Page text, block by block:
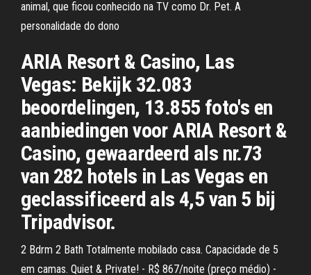
animal, que ficou conhecido na TV como Dr. Pet. A
personalidade do dono
ARIA Resort & Casino, Las
Vegas: Bekijk 32.083
beoordelingen, 13.855 foto's en
aanbiedingen voor ARIA Resort &
Casino, gewaardeerd als nr.73
van 282 hotels in Las Vegas en
geclassificeerd als 4,5 van 5 bij
Tripadvisor.
2 Bdrm 2 Bath Totalmente mobilado casa. Capacidade de 5
em camas. Quiet & Private! - R$ 867/noite (preço médio) -